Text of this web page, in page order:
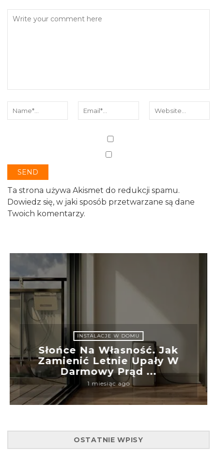
Ta strona używa Akismet do redukcji spamu.
Dowiedz się, w jaki sposób przetwarzane są dane
Twoich komentarzy.
INSTALACJE W DOMU
Słońce Na Własność. Jak
Zamienić Letnie Upały W
Darmowy Prąd ...
1 miesiąc ago
OSTATNIE WPISY